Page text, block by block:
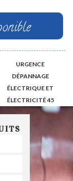
URGENCE
DÉPANNAGE
ÉLECTRIQUE ET
ÉLECTRICITÉ 45